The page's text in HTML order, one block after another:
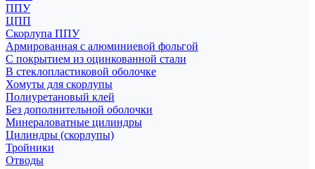
ППУ
ЦПП
Скорлупа ППУ
Армированная с алюминиевой фольгой
С покрытием из оцинкованной стали
В стеклопластиковой оболочке
Хомуты для скорлупы
Полиуретановый клей
Без дополнительной оболочки
Минераловатные цилиндры
Цилиндры (скорлупы)
Тройники
Отводы